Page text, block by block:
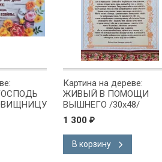
Картина на дереве:
ЖИВЫЙ В ПОМОЩИ
ВЫШНЕГО /30х48/
1 300 ₽
В корзину